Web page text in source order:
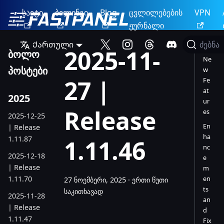
საიტი ბილინგი Blog
ცვლილებების
ჟურნალი
VPN
Ქართული
ძებნა
ბოლო
პოსტები
2025
2025-12-25
| Release
1.11.87
2025-12-18
| Release
1.11.70
2025-11-28
| Release
1.11.47
2025-11-
27 |
Release
1.11.46
27 ნოემბერი, 2025 · ერთი წუთი
საკითხავად
Ne
w
Fe
at
ur
es
En
ha
nc
e
m
en
ts
an
d
Fix